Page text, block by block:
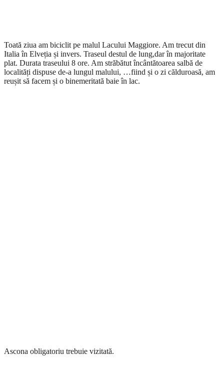
Toată ziua am biciclit pe malul Lacului Maggiore. Am trecut din
Italia în Elveția și invers. Traseul destul de lung,dar în majoritate
plat. Durata traseului 8 ore. Am străbătut încântătoarea salbă de
localități dispuse de-a lungul malului, …fiind și o zi călduroasă, am
reușit să facem și o binemeritată baie în lac.
Ascona obligatoriu trebuie vizitată.